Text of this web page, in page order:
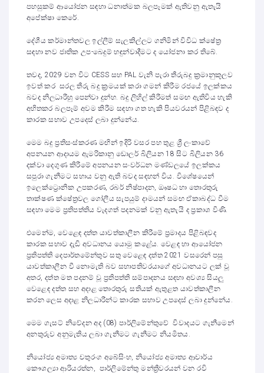
පහසුකම් ආයෝජන සඳහා ධනාත්මක බලපෑමක් ඇතිවනු ඇතැයි
අපේක්ෂා කෙරේ.
දේශීය කර්මාන්තවල ඉල්ලීම් සැලකිල්ලට ගනිමින් විවිධ ක්ෂේත්‍ර
සඳහා නව ජාතික උප-බෙදුම් හඳුන්වාදීමට ද යෝජනා කර තිබේ.
තවද, 2029 වන විට CESS සහ PAL වැනි පැරා තීරුබදු ක්‍රමානුකූලව
ඉවත් කර සරල තීරු බදු ක්‍රමයක් කරා ගමන් කිරීම රජයේ ඉලක්කය
බවද නිලධාරීහු පෙන්වා දුන්හ. බදු ලිහිල් කිරීමත් සමඟ ඇතිවිය හැකි
අහිතකර බලපෑම් අවම කිරීම සඳහා ගත හැකි පියවරයන් පිළිබඳව ද
කාරක සභාව උපදෙස් ලබා දුන්නේය.
මෙම බදු ප්‍රතිසංස්කරණ මඟින් ඉදිරි වසර පහ තුළ ශ්‍රී ලංකාවේ
අපනයන ආදායම ඇමරිකානු ඩොලර් බිලියන 18 සිට බිලියන 36
දක්වා දෙගුණ කිරීමේ අපනයන සංවර්ධන මණ්ඩලයේ ඉලක්කය
සපුරා ගැනීමට සහාය වනු ඇති බවද සඳහන් විය. විශේෂයෙන්
ඉලෙක්ට්‍රොනික උපකරණ, රබර් නිෂ්පාදන, ඖෂධ හා තොරතුරු
තාක්ෂණ ක්ෂේත්‍රවල ගෝලීය සැපයුම් දාමයන් සමඟ ඒකාබද්ධ වීම
සඳහා මෙම ප්‍රතිපත්තිය වැදගත් පදනමක් වනු ඇතැයි ද ප්‍රකාශ විණි.
එමෙන්ම, වෙළෙඳ දත්ත යාවත්කාලීන කිරීමේ ප්‍රමාදය පිළිබඳවද
කාරක සභාව දැඩි අවධානය යොමු කළේය. වෙළඳ හා ආයෝජන
ප්‍රතිපත්ති දෙපාර්තමේන්තුව සතු වෙළෙඳ දත්ත 2021 වසරෙන් පසු
යාවත්කාලීන වී නොමැති බව සභාපතිවරයාගේ අවධානයට ලක් වූ
අතර, දත්ත මත පදනම් වූ ප්‍රතිපත්ති සම්පාදනය සඳහා අවශ්‍ය සියලු
වෙළෙඳ දත්ත සහ අදාළ තොරතුරු සතියක් ඇතුළත යාවත්කාලීන
කරන ලෙස අදාළ නිලධාරීන්ට කාරක සභාව උපදෙස් ලබා දුන්නේය.
මෙම ගැසට් නිවේදන අද (08) පාර්ලිමේන්තුවේ විවාදයට ගැනීමෙන්
අනතුරුව අනුමැතිය ලබා ගැනීමට ගැනීමට නියමිතය.
නියෝජ්‍ය අමාත්‍ය චතුරංග අබේසිංහ, නියෝජ්‍ය අමාත්‍ය ආචාර්ය
කෞශල්‍යා ආරියරත්න, පාර්ලිමේන්තු මන්ත්‍රීවරයන් වන රවි